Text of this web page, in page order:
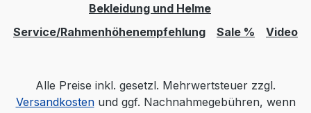
Bekleidung und Helme
Service/Rahmenhöhenempfehlung
Sale % Video
Alle Preise inkl. gesetzl. Mehrwertsteuer zzgl.
Versandkostenund ggf. Nachnahmegebühren, wenn